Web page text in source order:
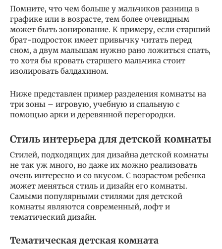
Помните, что чем больше у мальчиков разница в
графике или в возрасте, тем более очевидным
может быть зонирование. К примеру, если старший
брат-подросток имеет привычку читать перед
сном, а двум малышам нужно рано ложиться спать,
то хотя бы кровать старшего мальчика стоит
изолировать балдахином.
Ниже представлен пример разделения комнаты на
три зоны – игровую, учебную и спальную с
помощью арки и деревянной перегородки.
Стиль интерьера для детской комнаты
Стилей, подходящих для дизайна детской комнаты
не так уж много, но даже их можно реализовать
очень интересно и со вкусом. С возрастом ребенка
может меняться стиль и дизайн его комнаты.
Самыми популярными стилями для детской
комнаты являются современный, лофт и
тематический дизайн.
Тематическая детская комната